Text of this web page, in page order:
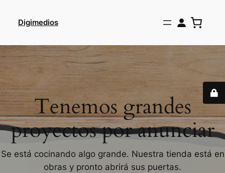
Digimedios
Tenemos grandes
proyectos por anunciar
Se está cocinando algo grande. Nuestra tienda está en
obras y pronto abrirá sus puertas.